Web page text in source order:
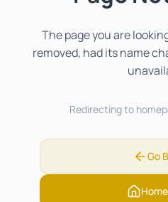
The page you are
removed, had its name
Redirecting to
Go